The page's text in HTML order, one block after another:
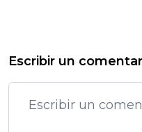
Escribir un